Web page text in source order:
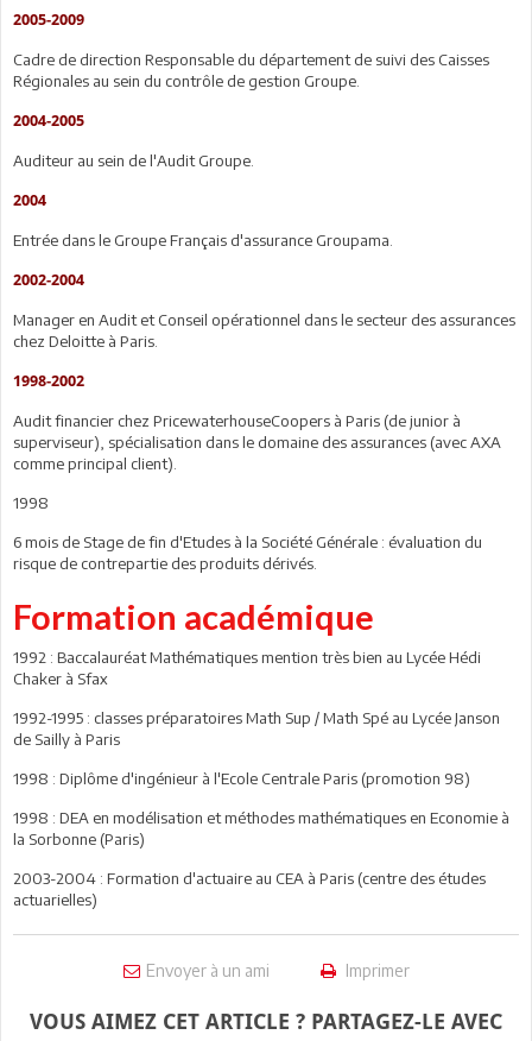
2005-2009
Cadre de direction Responsable du département de suivi des Caisses
Régionales au sein du contrôle de gestion Groupe.
2004-2005
Auditeur au sein de l'Audit Groupe.
2004
Entrée dans le Groupe Français d'assurance Groupama.
2002-2004
Manager en Audit et Conseil opérationnel dans le secteur des assurances
chez Deloitte à Paris.
1998-2002
Audit financier chez PricewaterhouseCoopers à Paris (de junior à
superviseur), spécialisation dans le domaine des assurances (avec AXA
comme principal client).
1998
6 mois de Stage de fin d'Etudes à la Société Générale : évaluation du
risque de contrepartie des produits dérivés.
Formation académique
1992 : Baccalauréat Mathématiques mention très bien au Lycée Hédi
Chaker à Sfax
1992-1995 : classes préparatoires Math Sup / Math Spé au Lycée Janson
de Sailly à Paris
1998 : Diplôme d'ingénieur à l'Ecole Centrale Paris (promotion 98)
1998 : DEA en modélisation et méthodes mathématiques en Economie à
la Sorbonne (Paris)
2003-2004 : Formation d'actuaire au CEA à Paris (centre des études
actuarielles)
Envoyer à un ami Imprimer
VOUS AIMEZ CET ARTICLE ? PARTAGEZ-LE AVEC